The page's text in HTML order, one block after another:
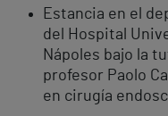
Estancia en el
del Hospital
Nápoles bajo la
profesor Paolo
en cirugía